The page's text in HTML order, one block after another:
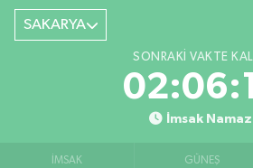
SAKARYA
SONRAKI VAKTE
İmsak
İMSAK GÜNEŞ